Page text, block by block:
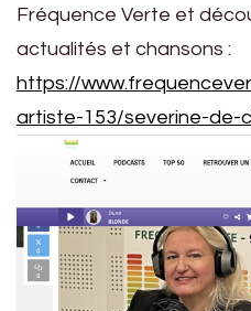
Fréquence Verte et
actualités et chansons :
https://
artiste-153/severine-de-